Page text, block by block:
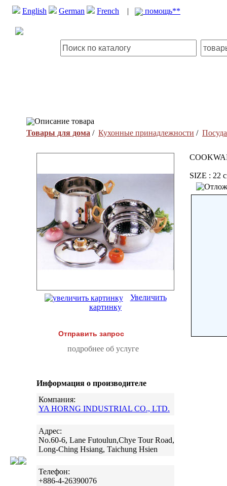
English German French | помощь**
Описание товара
Товары для дома / Кухонные принадлежности /
Увеличить
картинку
Отправить запрос
подробнее об услуге
Информация о производителе
Компания:
YA HORNG INDUSTRIAL CO., LTD.
Адрес:
No.60-6, Lane Futoulun,Chye Tour Road,
Long-Ching Hsiang, Taichung Hsien
Телефон:
+886-4-26390076
SIZE : 22